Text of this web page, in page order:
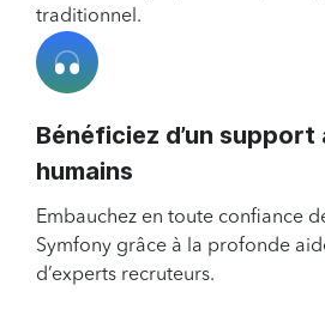
traditionnel.
Bénéficiez d’un
humains
Embauchez en toute confiance
Symfony grâce à la profonde
d’experts recruteurs.